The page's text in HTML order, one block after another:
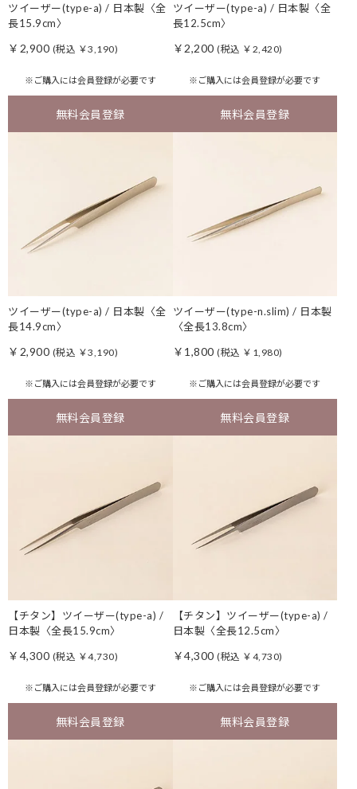
ツイーザー(type-a) / 日本製〈全
長15.9cm〉
￥2,900 (税込 ￥3,190)
※ご購入には会員登録が必要です
無料会員登録
ツイーザー(type-a) / 日本製〈全
長12.5cm〉
￥2,200 (税込 ￥2,420)
※ご購入には会員登録が必要です
無料会員登録
ツイーザー(type-a) / 日本製〈全
長14.9cm〉
￥2,900 (税込 ￥3,190)
※ご購入には会員登録が必要です
無料会員登録
ツイーザー(type-n.slim) / 日本製
〈全長13.8cm〉
￥1,800 (税込 ￥1,980)
※ご購入には会員登録が必要です
無料会員登録
【チタン】ツイーザー(type-a) /
日本製〈全長15.9cm〉
￥4,300 (税込 ￥4,730)
※ご購入には会員登録が必要です
無料会員登録
【チタン】ツイーザー(type-a) /
日本製〈全長12.5cm〉
￥4,300 (税込 ￥4,730)
※ご購入には会員登録が必要です
無料会員登録